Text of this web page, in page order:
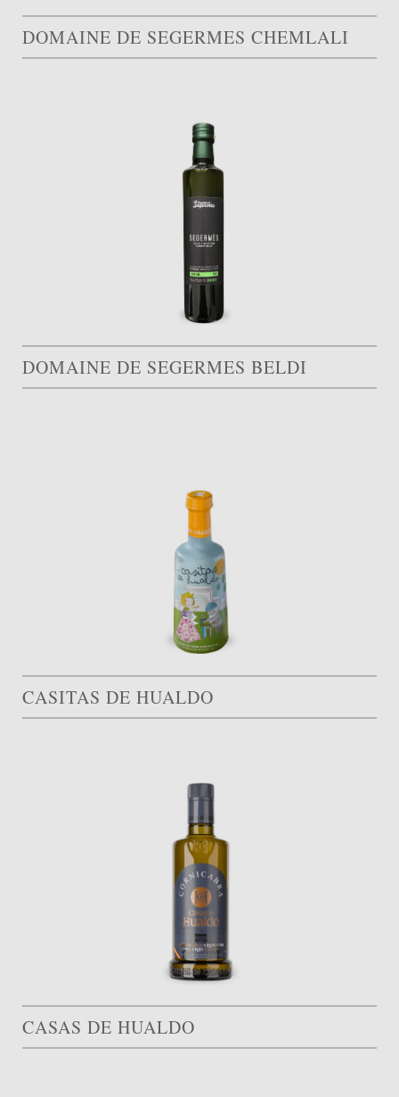
DOMAINE DE SEGERMES CHEMLALI
DOMAINE DE SEGERMES BELDI
CASITAS DE HUALDO
CASAS DE HUALDO